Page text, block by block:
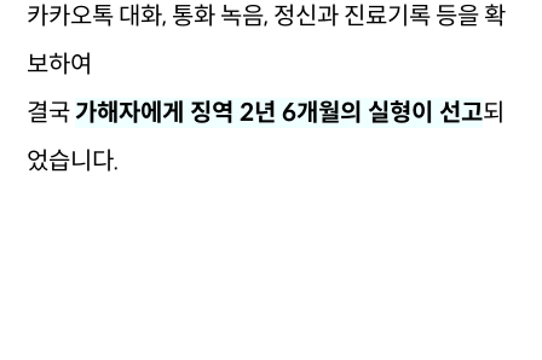
카카오톡 대화, 통화 녹음, 정신과 진료기록 등을 확
보하여
결국가해자에게 징역 2년 6개월의 실형이 선고되
었습니다.